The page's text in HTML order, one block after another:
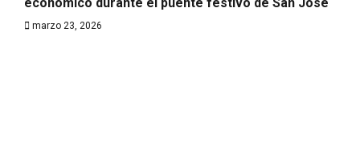
marzo 23, 2026